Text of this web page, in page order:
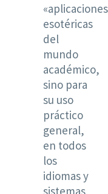
«aplicaciones
esotéricas
del
mundo
académico,
sino para
su uso
práctico
general,
en todos
los
idiomas y
sistemas